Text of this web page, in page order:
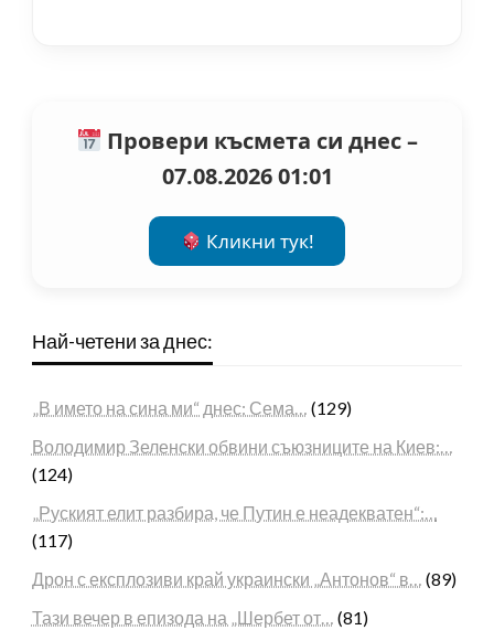
Провери късмета си днес –
07.08.2026 01:01
Кликни тук!
Най-четени за днес:
„В името на сина ми“ днес: Сема… (129)
Володимир Зеленски обвини съюзниците на Киев:…
(124)
„Руският елит разбира, че Путин е неадекватен“:…
(117)
Дрон с експлозиви край украински „Антонов“ в… (89)
Тази вечер в епизода на „Шербет от… (81)